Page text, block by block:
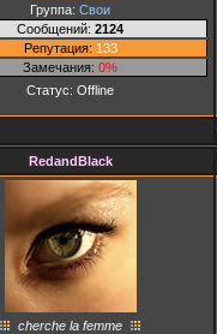
Группа: Свои
Сообщений: 2124
Репутация: 133
Замечания: 0%
Статус: Offline
RedandBlack
cherche la femme